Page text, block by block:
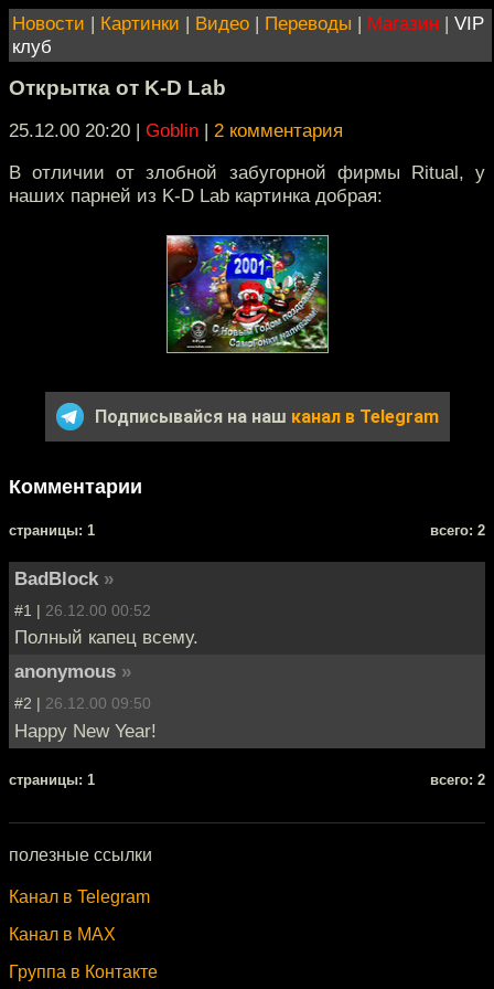
Новости | Картинки | Видео | Переводы | Магазин | VIP
клуб
Открытка от K-D Lab
25.12.00 20:20 | Goblin | 2 комментария
В отличии от злобной забугорной фирмы Ritual, у
наших парней из K-D Lab картинка добрая:
Подписывайся на наш канал в Telegram
Комментарии
cтраницы: 1 всего: 2
BadBlock »
#1 | 26.12.00 00:52
Полный капец всему.
anonymous »
#2 | 26.12.00 09:50
Happy New Year!
cтраницы: 1 всего: 2
полезные ссылки
Канал в Telegram
Канал в MAX
Группа в Контакте